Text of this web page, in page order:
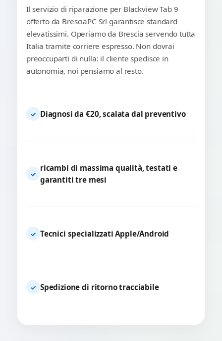
Il servizio di riparazione per Blackview Tab 9
offerto da BresciaPC Srl garantisce standard
elevatissimi. Operiamo da Brescia servendo tutta
Italia tramite corriere espresso. Non dovrai
preoccuparti di nulla: il cliente spedisce in
autonomia, noi pensiamo al resto.
✓ Diagnosi da €20, scalata dal preventivo
✓
ricambi di massima qualità, testati e
garantiti tre mesi
✓ Tecnici specializzati Apple/Android
✓ Spedizione di ritorno tracciabile